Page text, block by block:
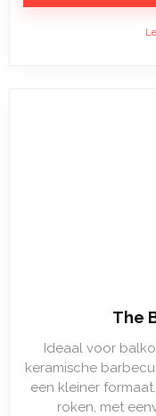
The
Ideaal voor
keramische
een kleiner
roken, met